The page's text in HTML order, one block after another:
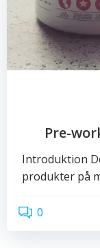
Pre-
Introduktion
produkter på
0